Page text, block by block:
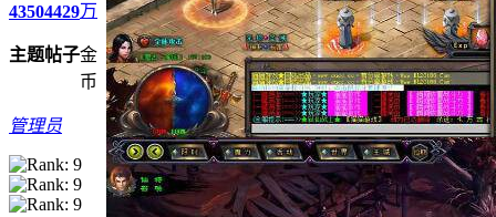
4350
主题
4429
帖子
万
金
币
管理员